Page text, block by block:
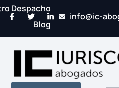
Despacho
Blog
info@ic-